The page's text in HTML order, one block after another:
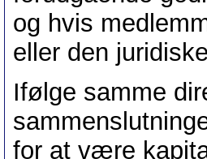
og hvis
eller den
Ifølge samme
for at være